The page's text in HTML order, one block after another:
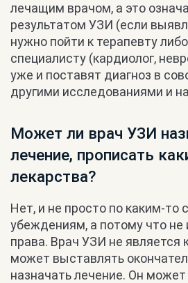
лечащим врачом, а это
результатом УЗИ (если
нужно пойти к терапевту
специалисту (кардиолог,
уже и поставят диагноз в
другими исследованиями и
Может ли врач УЗИ
лечение, прописать
лекарства?
Нет, и не просто по каким-то
убеждениям, а потому что не
права. Врач УЗИ не является
может выставлять
назначать лечение. Он может